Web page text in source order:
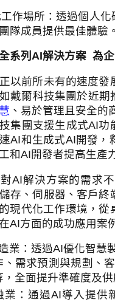
作場所：透過個人
隊成員提供最佳體驗。
系列 AI解決方案 為
以前所未有的速度
戴爾科技集團於近期
、易於管理且安全的
集團支援生成式AI功
AI和生成式AI開發，
和AI開發者提高生產
AI解決方案的需求
存、伺服器、客戶
現代化工作環境，
AI方面的成功應用案
業：透過AI優化智慧
、需求預測與規劃、
，全面提升準確度及供
業：通過AI導入提供